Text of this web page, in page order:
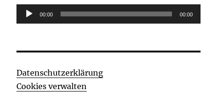
Audio-
Player
00:00 00:00
Datenschutzerklärung
Cookies verwalten